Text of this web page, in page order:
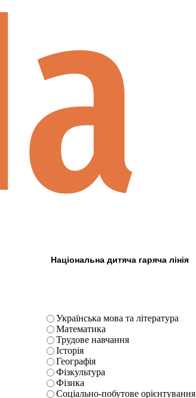
Національна дитяча гаряча лінія
Українська мова та література
Математика
Трудове навчання
Історія
Географія
Фізкультура
Фізика
Соціально-побутове орієнтування